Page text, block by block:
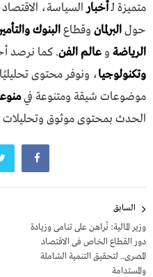
متميزة لـأخبارالسياسة،
حولالبرلمان وقطاعالبنوك
الرياضة و عالم الفن. كما نرصد
وتكنولوجيا، ونوفر محتوى
موضوعات شيقة ومتنوعة في
الحدث بمحتوى موثوق
المقالات
السابق
وزير المالية: نُراهن على تنامى وزيادة
دور القطاع الخاص فى الاقتصاد
المصرى.. لتحقيق التنمية الشاملة
والمستدامة